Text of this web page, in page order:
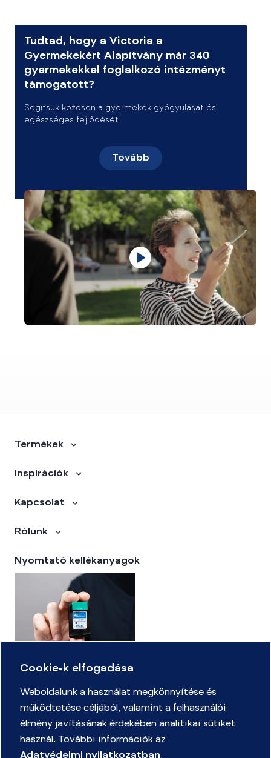
Tudtad, hogy a Victoria a
Gyermekekért Alapítvány már 340
gyermekekkel foglalkozó intézményt
támogatott?
Segítsük közösen a gyermekek gyógyulását és
egészséges fejlődését!
Tovább
Termékek
Inspirációk
Kapcsolat
Rólunk
Nyomtató kellékanyagok
Kellékanyag kereső
Adatvédelmi Nyilatkozat
Mennyire ismeri az irodaszerek világát játékszabályzat
Cookie-k elfogadása
Weboldalunk a használat megkönnyítése és
működtetése céljából, valamint a felhasználói
élmény javításának érdekében analitikai sütiket
használ. További információk az
Adatvédelmi nyilatkozatban.